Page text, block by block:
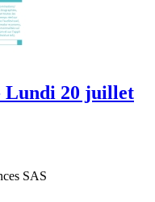
Lundi 20 juillet
SAS